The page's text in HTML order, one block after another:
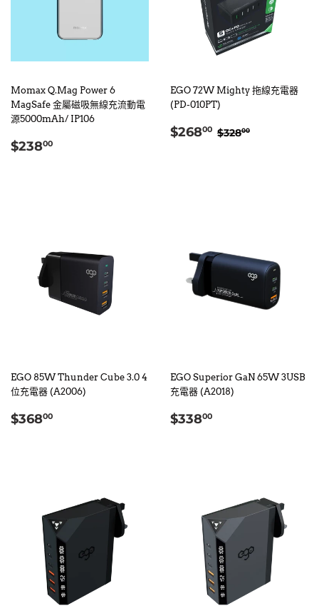
Momax Q.Mag Power 6
MagSafe 金屬磁吸無線充流動電
源5000mAh/ IP106
定
$23800
EGO 72W Mighty 拖線充電器
(PD-010PT)
售
$26800 $268.00
定價
$32800
EGO 85W Thunder Cube 3.0 4
位充電器 (A2006)
定
$36800
EGO Superior GaN 65W 3USB
充電器 (A2018)
定
$33800